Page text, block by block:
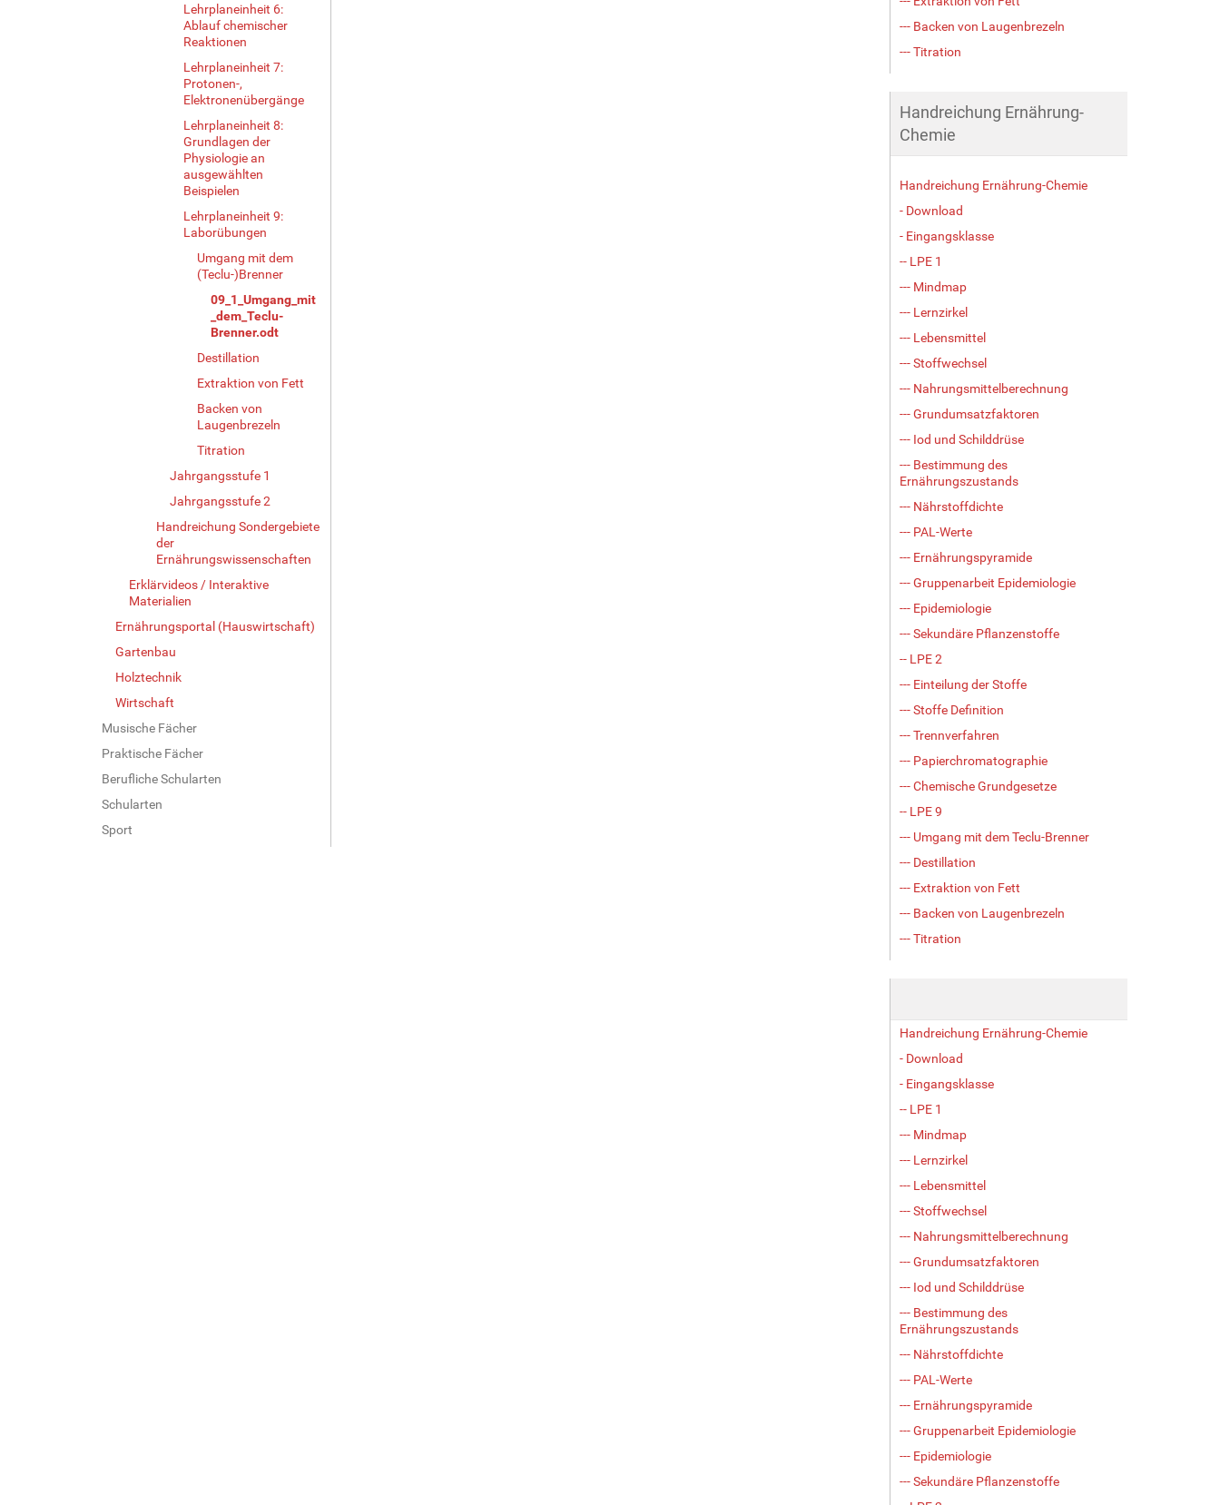
Lehrplaneinheit 6:
Ablauf chemischer
Reaktionen
Lehrplaneinheit 7:
Protonen-,
Elektronenübergänge
Lehrplaneinheit 8:
Grundlagen der
Physiologie an
ausgewählten
Beispielen
Lehrplaneinheit 9:
Laborübungen
Umgang mit dem
(Teclu-)Brenner
09_1_Umgang_mit
_dem_Teclu-
Brenner.odt
Destillation
Extraktion von Fett
Backen von
Laugenbrezeln
Titration
Jahrgangsstufe 1
Jahrgangsstufe 2
Handreichung Sondergebiete
der
Ernährungswissenschaften
Erklärvideos / Interaktive
Materialien
Ernährungsportal (Hauswirtschaft)
Gartenbau
Holztechnik
Wirtschaft
Musische Fächer
Praktische Fächer
Berufliche Schularten
Schularten
Sport
--- Backen von Laugenbrezeln
--- Titration
Handreichung Ernährung-
Chemie
Handreichung Ernährung-Chemie
- Download
- Eingangsklasse
-- LPE 1
--- Mindmap
--- Lernzirkel
--- Lebensmittel
--- Stoffwechsel
--- Nahrungsmittelberechnung
--- Grundumsatzfaktoren
--- Iod und Schilddrüse
--- Bestimmung des
Ernährungszustands
--- Nährstoffdichte
--- PAL-Werte
--- Ernährungspyramide
--- Gruppenarbeit Epidemiologie
--- Epidemiologie
--- Sekundäre Pflanzenstoffe
-- LPE 2
--- Einteilung der Stoffe
--- Stoffe Definition
--- Trennverfahren
--- Papierchromatographie
--- Chemische Grundgesetze
-- LPE 9
--- Umgang mit dem Teclu-Brenner
--- Destillation
--- Extraktion von Fett
--- Backen von Laugenbrezeln
--- Titration
Handreichung Ernährung-Chemie
- Download
- Eingangsklasse
-- LPE 1
--- Mindmap
--- Lernzirkel
--- Lebensmittel
--- Stoffwechsel
--- Nahrungsmittelberechnung
--- Grundumsatzfaktoren
--- Iod und Schilddrüse
--- Bestimmung des
Ernährungszustands
--- Nährstoffdichte
--- PAL-Werte
--- Ernährungspyramide
--- Gruppenarbeit Epidemiologie
--- Epidemiologie
--- Sekundäre Pflanzenstoffe